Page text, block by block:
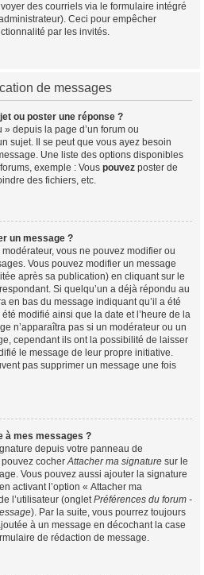
des courriels via le formulaire intégré
Ceci pour empêcher
par les invités.
de messages
ou poster une réponse ?
depuis la page d’un forum ou
sujet. Il se peut que vous ayez besoin
Une liste des options disponibles
exemple : Vous pouvez poster de
des fichiers, etc.
un message ?
vous ne pouvez modifier ou
Vous pouvez modifier un message
après sa publication) en cliquant sur le
Si quelqu’un a déjà répondu au
en bas du message indiquant qu’il a été
modifié ainsi que la date et l’heure de la
n’apparaîtra pas si un modérateur ou un
cependant ils ont la possibilité de laisser
le message de leur propre initiative.
pas supprimer un message une fois
à mes messages ?
depuis votre panneau de
pouvez cocherAttacher ma signature sur le
Vous pouvez aussi ajouter la signature
activant l’option « Attacher ma
l’utilisateur (ongletPréférences du forum -
). Par la suite, vous pourrez toujours
à un message en décochant la case
de rédaction de message.